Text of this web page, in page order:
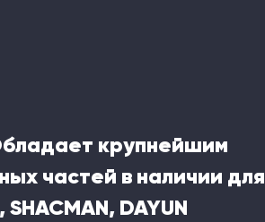
крупнейшим
частей в наличии для
DAYUN